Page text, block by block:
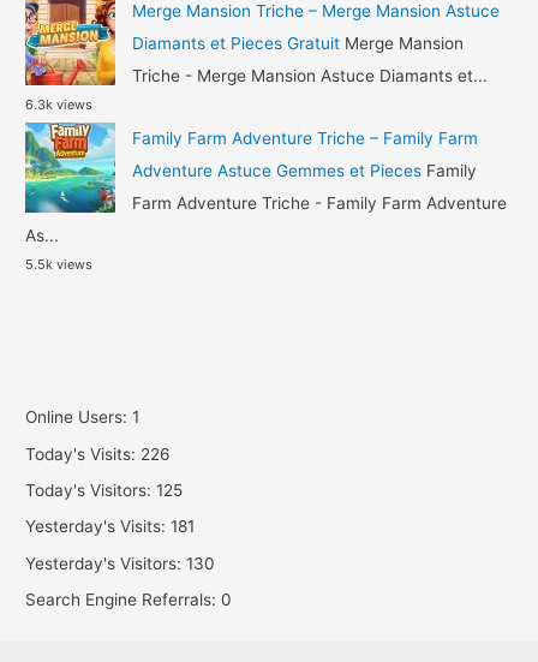
Merge Mansion Triche – Merge Mansion Astuce
Diamants et Pieces Gratuit Merge Mansion
Triche - Merge Mansion Astuce Diamants et...
6.3k views
Family Farm Adventure Triche – Family Farm
Adventure Astuce Gemmes et Pieces Family
Farm Adventure Triche - Family Farm Adventure
As...
5.5k views
Online Users:1
Today's Visits: 226
Today's Visitors:125
Yesterday's Visits:181
Yesterday's Visitors:130
Search Engine Referrals:0